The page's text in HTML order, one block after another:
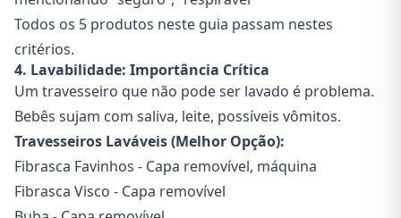
Todos os 5 produtos neste guia passam nestes
critérios.
4. Lavabilidade: Importância Crítica
Um travesseiro que não pode ser lavado é problema.
Bebês sujam com saliva, leite, possíveis vômitos.
Travesseiros Laváveis (Melhor Opção):
Fibrasca Favinhos - Capa removível, máquina
Fibrasca Visco - Capa removível